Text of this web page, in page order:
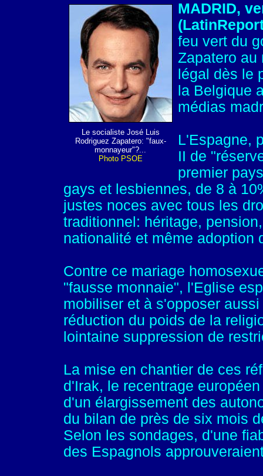
Le socialiste José Luis
Rodriguez Zapatero: "faux-
monnayeur"?...
Photo PSOE
MADRID,
feu vert du
Zapatero au
légal dès le
la Belgique
médias
L'Espagne,
II de
premier
gays et lesbiennes, de 8 à
justes noces avec tous les
traditionnel: héritage,
nationalité et même adoption
Contre ce mariage
"fausse monnaie", l'Eglise
mobiliser et à s'opposer
réduction du poids de la
lointaine suppression de
La mise en chantier de ces
d'Irak, le recentrage
d'un élargissement des
du bilan de près de six mois
Selon les sondages, d'une
des Espagnols